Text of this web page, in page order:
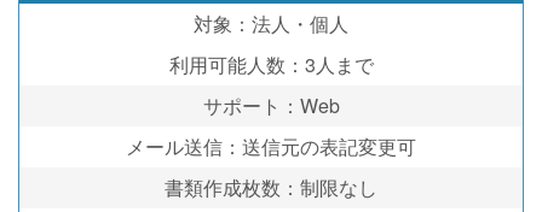
対象：法人・個人
利用可能人数：3人まで
サポート：Web
メール送信：送信元の表記変更可
書類作成枚数：制限なし